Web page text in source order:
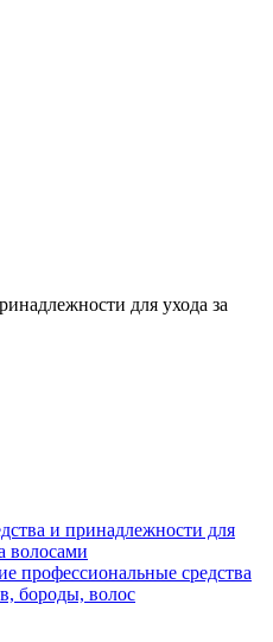
для ухода за
и принадлежности для
волосами
профессиональные средства
бороды, волос